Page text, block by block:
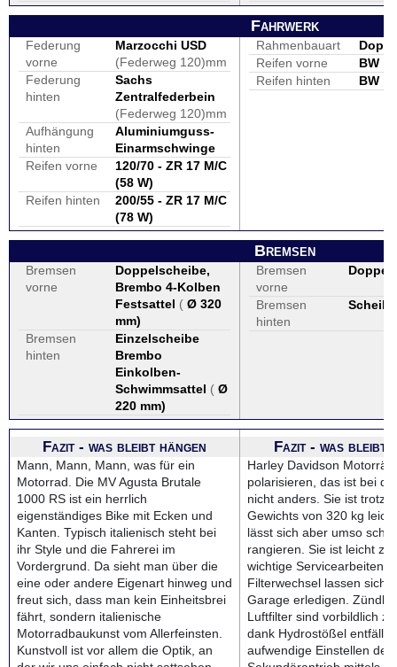
Fahrwerk
Federung
vorne
Marzocchi USD
(Federweg 120)mm
Federung
hinten
Sachs
Zentralfederbein
(Federweg 120)mm
Aufhängung
hinten
Aluminiumguss-
Einarmschwinge
Reifen vorne
120/70 - ZR 17 M/C
(58 W)
Reifen hinten
200/55 - ZR 17 M/C
(78 W)
Rahmenbauart
Reifen vorne
BW
Reifen hinten
BW
Bremsen
Bremsen
vorne
Doppelscheibe,
Brembo 4-Kolben
Festsattel ( Ø 320
mm)
Bremsen
hinten
Einzelscheibe
Brembo
Einkolben-
Schwimmsattel ( Ø
220 mm)
Bremsen
vorne
Bremsen
hinten
Scheibe
Fazit - was bleibt hängen
Mann, Mann, Mann, was für ein
Motorrad. Die MV Agusta Brutale
1000 RS ist ein herrlich
eigenständiges Bike mit Ecken und
Kanten. Typisch italienisch steht bei
ihr Style und die Fahrerei im
Vordergrund. Da sieht man über die
eine oder andere Eigenart hinweg und
freut sich, dass man kein Einheitsbrei
fährt, sondern italienische
Motorradbaukunst vom Allerfeinsten.
Kunstvoll ist vor allem die Optik, an
Fazit - was bleibt
Harley Davidson
polarisieren, das ist bei
nicht anders. Sie ist trotz
Gewichts von 320 kg
lässt sich aber umso
rangieren. Sie ist leicht zu
wichtige Servicearbeiten
Filterwechsel lassen sich
Garage erledigen.
Luftfilter sind vorbildlich
dank Hydrostößel entfällt
aufwendige Einstellen der